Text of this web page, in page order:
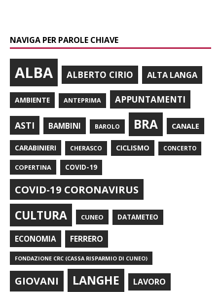
NAVIGA PER PAROLE CHIAVE
ALBA ALBERTO CIRIO ALTA LANGA
AMBIENTE ANTEPRIMA APPUNTAMENTI
ASTI BAMBINI BAROLO BRA CANALE
CARABINIERI CHERASCO CICLISMO CONCERTO
COPERTINA COVID-19
COVID-19 CORONAVIRUS
CULTURA CUNEO DATAMETEO
ECONOMIA FERRERO
FONDAZIONE CRC (CASSA RISPARMIO DI CUNEO)
GIOVANI LANGHE LAVORO